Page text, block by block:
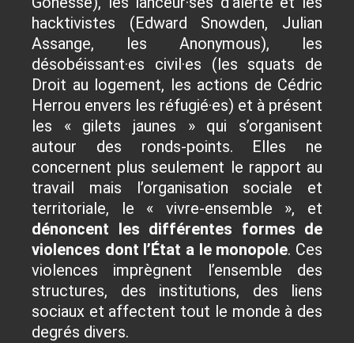
hacktivistes (Edward Snowden, Julian
Assange, les Anonymous), les
désobéissant·es civil·es (les squats de
Droit au logement, les actions de Cédric
Herrou envers les réfugié·es) et à présent
les « gilets jaunes » qui s’organisent
autour des ronds-points. Elles ne
concernent plus seulement le rapport au
travail mais l’organisation sociale et
territoriale, le « vivre-ensemble », et
dénoncent les différentes formes de
violences dont l’État a le monopole. Ces
violences imprègnent l’ensemble des
structures, des institutions, des liens
sociaux et affectent tout le monde à des
degrés divers.